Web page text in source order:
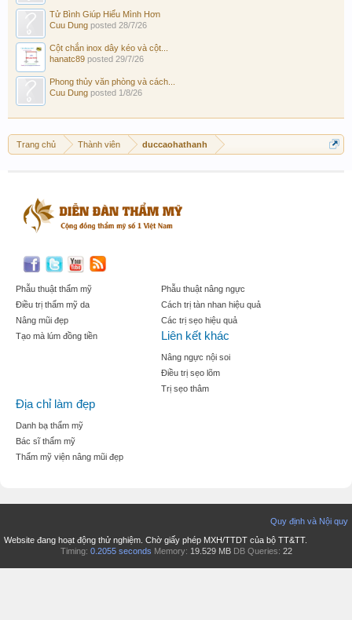
Tử Bình Giúp Hiểu Mình Hơn
Cuu Dung posted 28/7/26
Cột chắn inox dây kéo và cột...
hanatc89 posted 29/7/26
Phong thủy văn phòng và cách...
Cuu Dung posted 1/8/26
Trang chủ Thành viên duccaohathanh
Phẫu thuật thẩm mỹ
Điều trị thẩm mỹ da
Nâng mũi đẹp
Tạo mà lúm đồng tiền
Phẫu thuật nâng ngực
Cách trị tàn nhan hiệu quả
Các trị sẹo hiệu quả
Liên kết khác
Nâng ngực nội soi
Điều trị sẹo lõm
Trị sẹo thâm
Địa chỉ làm đẹp
Danh bạ thẩm mỹ
Bác sĩ thẩm mỹ
Thẩm mỹ viện nâng mũi đẹp
Quy định và Nội quy
Website đang hoạt động thử nghiệm. Chờ giấy phép MXH/TTDT của bộ TT&TT.
Timing: 0.2055 seconds Memory: 19.529 MB DB Queries: 22